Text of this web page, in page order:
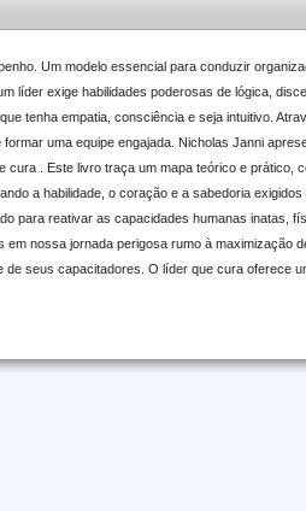
Um modelo essencial para conduzir
líder exige habilidades poderosas de lógica,
tenha empatia, consciência e seja intuitivo.
uma equipe engajada. Nicholas Janni
. Este livro traça um mapa teórico e prático,
a habilidade, o coração e a sabedoria exigidos
para reativar as capacidades humanas inatas,
nossa jornada perigosa rumo à maximização
seus capacitadores. O líder que cura oferece